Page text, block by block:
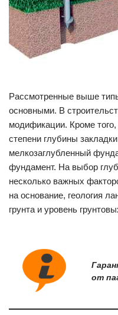
Рассмотренные выше
основными. В
модификации. Кроме
степени глубины
мелкозаглубленный
фундамент. На выбор
несколько важных
на основание, геология
грунта и уровень
от